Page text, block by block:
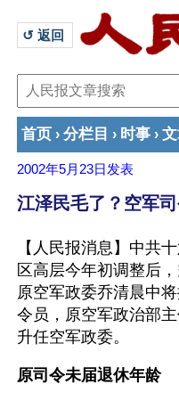
↺ 返回
首页 › 分栏目 › 时事 ›
2002年5月23日 发表
江泽民毛了？空军
【人民报消息】中共
区高层今年初调整后
原空军政委乔清晨中
令员，原空军政治部
升任空军政委。
原司令未届退休年龄